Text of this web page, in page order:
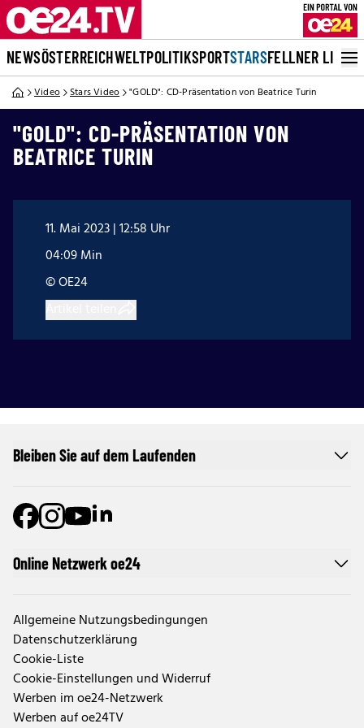
NEWSÖSTERREICHWELTPOLITIKSPORTSTARSFELLNER LIVE
Video Stars Video "GOLD": CD-Präsentation von Beatrice Turin
"GOLD": CD-PRÄSENTATION VON
BEATRICE TURIN
11. Mai 2023 | 12:58 Uhr
04:09 Min
© OE24
Online Netzwerk oe24
Allgemeine Nutzungsbedingungen
Datenschutzerklärung
Cookie-Liste
Cookie-Einstellungen und Widerruf
Werben im oe24-Netzwerk
Werben auf oe24TV
Bleiben Sie auf dem Laufenden